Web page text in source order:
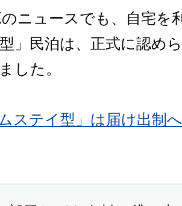
ニュースでも、自宅を
」民泊は、正式に認め
した。
ステイ型」は届け出制